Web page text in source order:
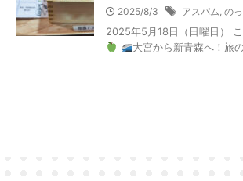
2025/8/3 アスパム, の
2025年5月18日（日曜日）
大宮から新青森へ！旅